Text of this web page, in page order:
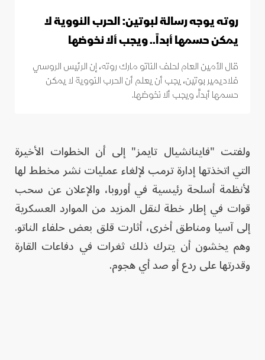
روته يوجه رسالة لبوتين: الحرب النووية لا
يمكن حسمها أبداً.. ويجب ألا نخوضها
قال الأمين العام لحلف الناتو مارك روته، إن الرئيس الروسي
فلاديمير بوتين، يجب أن يعلم أن الحرب النووية لا يمكن
حسمها أبداً، ويجب ألا نخوضها.
ولفتت "فاينانشيال تايمز" إلى أن الخطوات الأخيرة
التي اتخذتها إدارة ترمب لإلغاء عمليات نشر مخطط لها
لأنظمة أسلحة رئيسية في أوروبا، والإعلان عن سحب
قوات في إطار خطة لنقل المزيد من الموارد العسكرية
إلى آسيا ومناطق أخرى، أثارت قلق بعض حلفاء الناتو.
وهم يخشون أن يترك ذلك ثغرات في دفاعات القارة
وقدرتها على ردع أو صد أي هجوم.